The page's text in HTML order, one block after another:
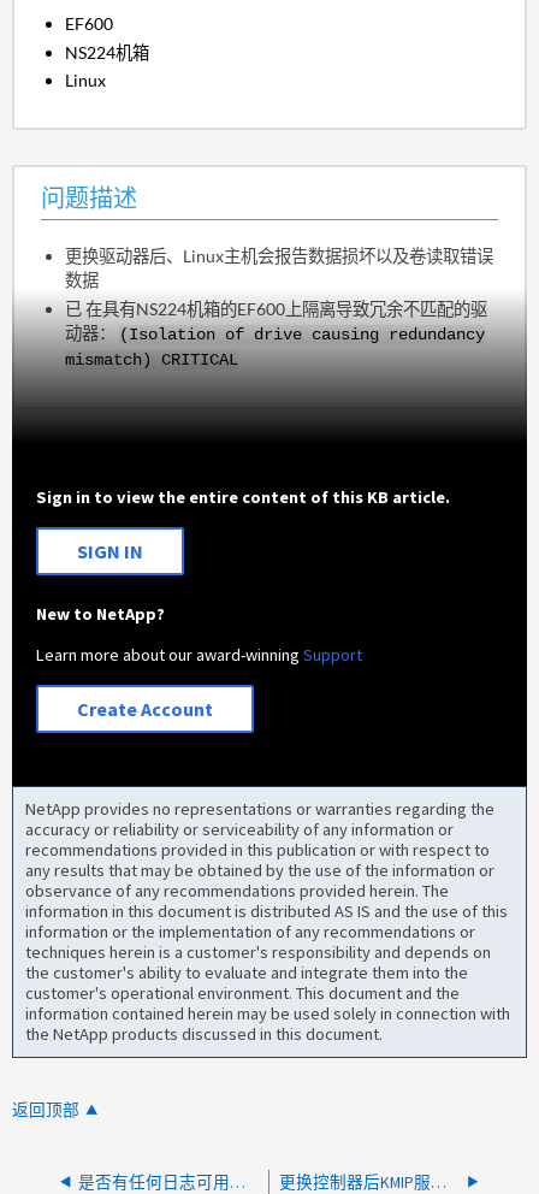
EF600
NS224机箱
Linux
问题描述
更换驱动器后、Linux主机会报告数据损坏以及卷读取错误
数据
已 在具有NS224机箱的EF600上隔离导致冗余不匹配的驱
动器：
(Isolation of drive causing redundancy
mismatch) CRITICAL
Sign in to view the entire content of this KB article.
SIGN IN
New to NetApp?
Learn more about our award-winningSupport
Create Account
NetApp provides no representations or warranties regarding the
accuracy or reliability or serviceability of any information or
recommendations provided in this publication or with respect to
any results that may be obtained by the use of the information or
observance of any recommendations provided herein. The
information in this document is distributed AS IS and the use of this
information or the implementation of any recommendations or
techniques herein is a customer's responsibility and depends on
the customer's ability to evaluate and integrate them into the
customer's operational environment. This document and the
information contained herein may be used solely in connection with
the NetApp products discussed in this document.
返回顶部
是否有任何日志可用于跟踪是否已达到队列深度限制？ 更换控制器后KMIP服务器连接失败